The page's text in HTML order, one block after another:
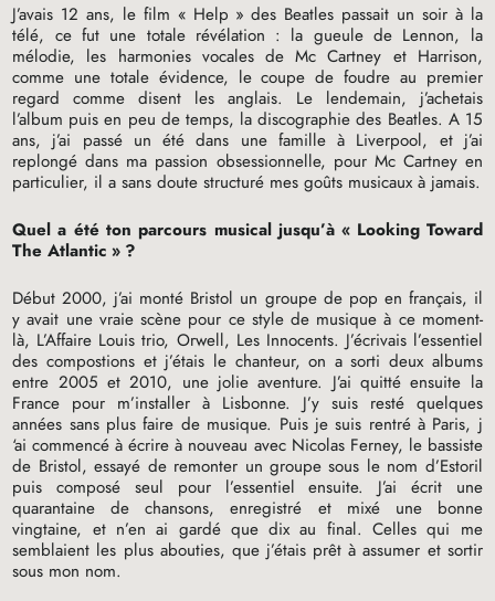
J’avais 12 ans, le film « Help » des Beatles passait un soir à la
télé, ce fut une totale révélation : la gueule de Lennon, la
mélodie, les harmonies vocales de Mc Cartney et Harrison,
comme une totale évidence, le coupe de foudre au premier
regard comme disent les anglais. Le lendemain, j’achetais
l’album puis en peu de temps, la discographie des Beatles. A 15
ans, j’ai passé un été dans une famille à Liverpool, et j’ai
replongé dans ma passion obsessionnelle, pour Mc Cartney en
particulier, il a sans doute structuré mes goûts musicaux à jamais.
Quel a été ton parcours musical jusqu’à « Looking Toward
The Atlantic » ?
Début 2000, j’ai monté Bristol un groupe de pop en français, il
y avait une vraie scène pour ce style de musique à ce moment-
là, L’Affaire Louis trio, Orwell, Les Innocents. J’écrivais l’essentiel
des compostions et j’étais le chanteur, on a sorti deux albums
entre 2005 et 2010, une jolie aventure. J’ai quitté ensuite la
France pour m’installer à Lisbonne. J’y suis resté quelques
années sans plus faire de musique. Puis je suis rentré à Paris, j
‘ai commencé à écrire à nouveau avec Nicolas Ferney, le bassiste
de Bristol, essayé de remonter un groupe sous le nom d’Estoril
puis composé seul pour l’essentiel ensuite. J’ai écrit une
quarantaine de chansons, enregistré et mixé une bonne
vingtaine, et n’en ai gardé que dix au final. Celles qui me
semblaient les plus abouties, que j’étais prêt à assumer et sortir
sous mon nom.